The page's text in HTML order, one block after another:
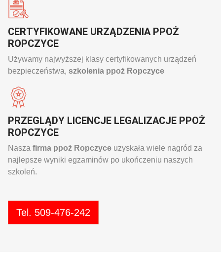
CERTYFIKOWANE URZĄDZENIA PPOŻ
ROPCZYCE
Używamy najwyższej klasy certyfikowanych urządzeń
bezpieczeństwa, szkolenia ppoż Ropczyce
PRZEGLĄDY LICENCJE LEGALIZACJE PPOŻ
ROPCZYCE
Nasza firma ppoż Ropczyce uzyskała wiele nagród za
najlepsze wyniki egzaminów po ukończeniu naszych
szkoleń.
Tel. 509-476-242